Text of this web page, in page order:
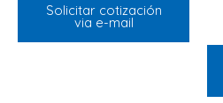
Solicitar cotización
via e-mail